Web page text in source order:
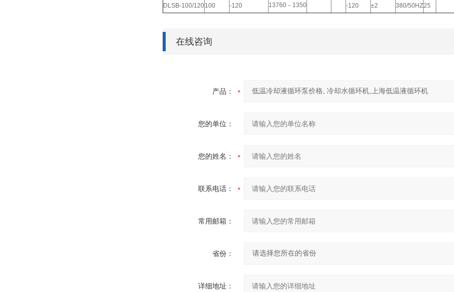
DLSB-100/120100 -120 13760－1350 -120 ±2 380/50HZ25
在线咨询
产品：
您的单位：
您的姓名：
联系电话：
常用邮箱：
省份：
详细地址：